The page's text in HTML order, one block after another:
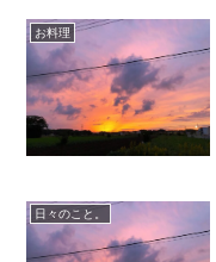
お料理
日々のこと。